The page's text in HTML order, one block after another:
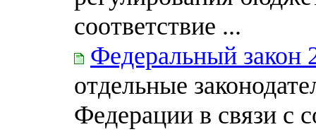
соответствие ...
Федеральный закон
отдельные
Федерации в связи с